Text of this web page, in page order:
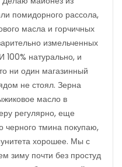
помидорного рассола,
масла и горчичных
измельченных
100% натурально, и
ни один магазинный
не стоял. Зерна
масло в
регулярно, еще
черного тмина покупаю,
хорошее. Мы с
зиму почти без простуд